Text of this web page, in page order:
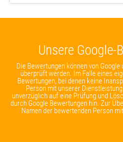
Unsere Google-
Die Bewertungen können von
überprüft werden. Im Falle eines
Bewertungen, bei denen keine
Person mit unserer
unverzüglich auf eine Prüfung und
durch Google Bewertungen hin. Zur
Namen der bewertenden Person